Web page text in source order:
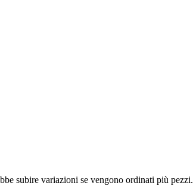
subire variazioni se vengono ordinati più pezzi.